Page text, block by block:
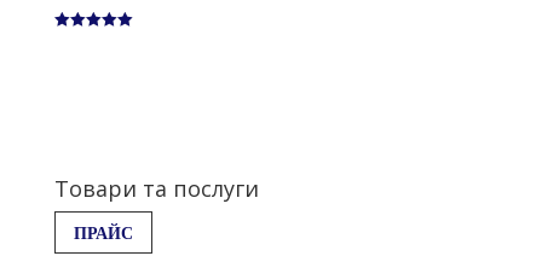
Товари та послуги
ПРАЙС